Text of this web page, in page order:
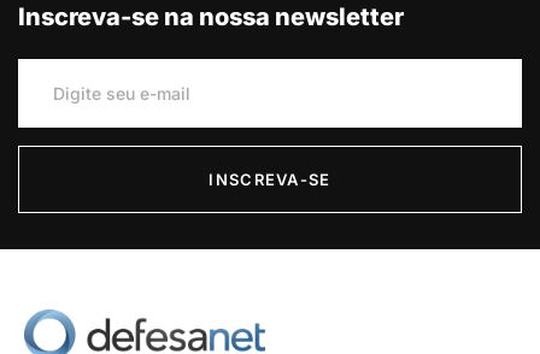
Inscreva-se na nossa newsletter
INSCREVA-SE